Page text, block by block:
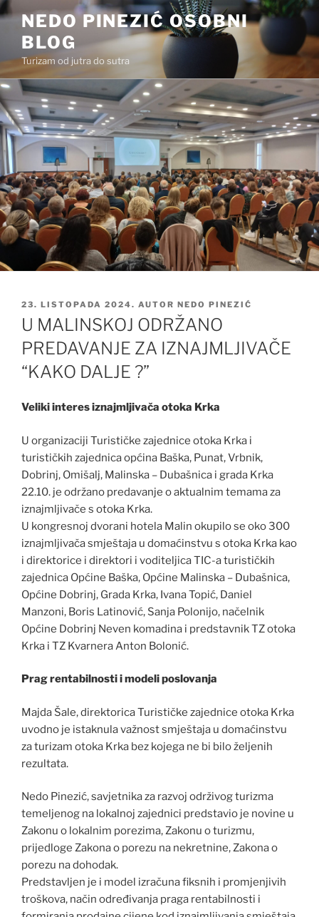
Preskoči
sadržaj
NEDO PINEZIĆ OSOBNI
BLOG
Turizam od jutra do sutra
OBJAVLJENO
23. LISTOPADA 2024. AUTOR NEDO PINEZIĆ
U MALINSKOJ ODRŽANO
PREDAVANJE ZA IZNAJMLJIVAČE
“KAKO DALJE ?”
Veliki interes iznajmljivača otoka Krka
U organizaciji Turističke zajednice otoka Krka i
turističkih zajednica općina Baška, Punat, Vrbnik,
Dobrinj, Omišalj, Malinska – Dubašnica i grada Krka
22.10. je održano predavanje o aktualnim temama za
iznajmljivače s otoka Krka.
U kongresnoj dvorani hotela Malin okupilo se oko 300
iznajmljivača smještaja u domaćinstvu s otoka Krka kao
i direktorice i direktori i voditeljica TIC-a turističkih
zajednica Općine Baška, Općine Malinska – Dubašnica,
Općine Dobrinj, Grada Krka, Ivana Topić, Daniel
Manzoni, Boris Latinović, Sanja Polonijo, načelnik
Općine Dobrinj Neven komadina i predstavnik TZ otoka
Krka i TZ Kvarnera Anton Bolonić.
Prag rentabilnosti i modeli poslovanja
Majda Šale, direktorica Turističke zajednice otoka Krka
uvodno je istaknula važnost smještaja u domaćinstvu
za turizam otoka Krka bez kojega ne bi bilo željenih
rezultata.
Nedo Pinezić, savjetnika za razvoj održivog turizma
temeljenog na lokalnoj zajednici predstavio je novine u
Zakonu o lokalnim porezima, Zakonu o turizmu,
prijedloge Zakona o porezu na nekretnine, Zakona o
porezu na dohodak.
Predstavljen je i model izračuna fiksnih i promjenjivih
troškova, način određivanja praga rentabilnosti i